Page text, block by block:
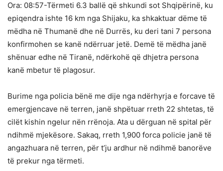
Ora: 08:57-Tërmeti 6.3 ballë që shkundi sot Shqipërinë, ku
epiqendra ishte 16 km nga Shijaku, ka shkaktuar dëme të
mëdha në Thumanë dhe në Durrës, ku deri tani 7 persona
konfirmohen se kanë ndërruar jetë. Demë të mëdha janë
shënuar edhe në Tiranë, ndërkohë që dhjetra persona
kanë mbetur të plagosur.
Burime nga policia bënë me dije nga ndërhyrja e forcave të
emergjencave në terren, janë shpëtuar rreth 22 shtetas, të
cilët kishin ngelur nën rrënoja. Ata u dërguan në spital për
ndihmë mjekësore. Sakaq, rreth 1,900 forca policie janë të
angazhuara në terren, për t’ju ardhur në ndihmë banorëve
të prekur nga tërmeti.